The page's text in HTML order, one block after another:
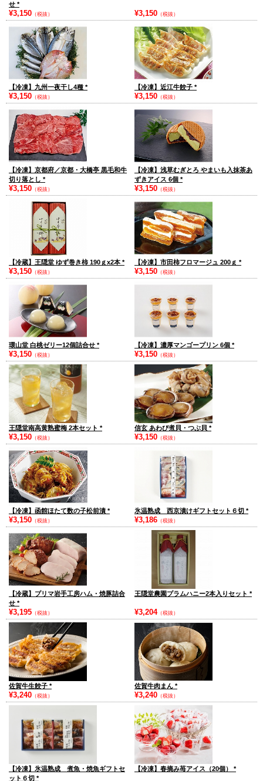
せ *
¥3,150 （税抜） ¥3,150 （税抜）
【冷凍】九州一夜干し4種 *
¥3,150 （税抜）
【冷凍】近江牛餃子 *
¥3,150 （税抜）
【冷凍】京都府／京都・大橋亭 黒毛和牛
切り落とし *
¥3,150 （税抜）
【冷凍】浅草むぎとろ やまいも入抹茶あ
ずきアイス 6個 *
¥3,150 （税抜）
【冷蔵】王隠堂 ゆず巻き柿 190ｇx2本 *
¥3,150 （税抜）
【冷凍】市田柿フロマージュ 200ｇ *
¥3,150 （税抜）
環山堂 白桃ゼリー12個詰合せ *
¥3,150 （税抜）
【冷凍】濃厚マンゴープリン 6個 *
¥3,150 （税抜）
王隠堂南高黄熟蜜梅 2本セット *
¥3,150 （税抜）
信玄 あわび煮貝・つぶ貝 *
¥3,150 （税抜）
【冷凍】函館ほたて数の子松前漬 *
¥3,150 （税抜）
氷温熟成 西京漬けギフトセット６切 *
¥3,186 （税抜）
【冷蔵】プリマ岩手工房ハム・焼豚詰合
せ *
¥3,195 （税抜）
王隠堂農園プラムハニー2本入りセット *
¥3,204（税抜）
佐賀牛生餃子 *
¥3,240 （税抜）
佐賀牛肉まん *
¥3,240 （税抜）
【冷凍】氷温熟成 煮魚・焼魚ギフトセ
ット６切 *
【冷凍】春摘み苺アイス（20個） *